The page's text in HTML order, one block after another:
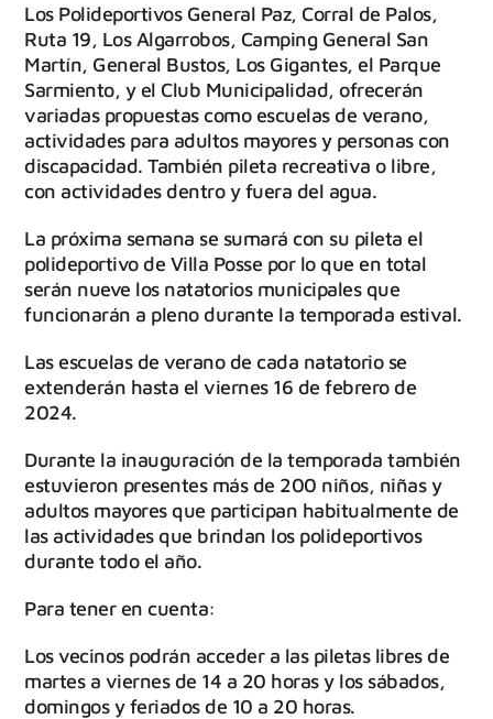
Los Polideportivos General Paz, Corral de Palos,
Ruta 19, Los Algarrobos, Camping General San
Martín, General Bustos, Los Gigantes, el Parque
Sarmiento, y el Club Municipalidad, ofrecerán
variadas propuestas como escuelas de verano,
actividades para adultos mayores y personas con
discapacidad. También pileta recreativa o libre,
con actividades dentro y fuera del agua.
La próxima semana se sumará con su pileta el
polideportivo de Villa Posse por lo que en total
serán nueve los natatorios municipales que
funcionarán a pleno durante la temporada estival.
Las escuelas de verano de cada natatorio se
extenderán hasta el viernes 16 de febrero de
2024.
Durante la inauguración de la temporada también
estuvieron presentes más de 200 niños, niñas y
adultos mayores que participan habitualmente de
las actividades que brindan los polideportivos
durante todo el año.
Para tener en cuenta:
Los vecinos podrán acceder a las piletas libres de
martes a viernes de 14 a 20 horas y los sábados,
domingos y feriados de 10 a 20 horas.